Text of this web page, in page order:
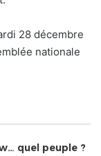
28 décembre
nationale
quel peuple ?